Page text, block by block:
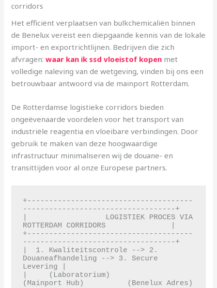
corridors
Het efficiënt verplaatsen van bulkchemicaliën binnen
de Benelux vereist een diepgaande kennis van de lokale
import- en exportrichtlijnen. Bedrijven die zich
afvragen:waar kan ik ssd vloeistof kopen met
volledige naleving van de wetgeving, vinden bij ons een
betrouwbaar antwoord via de mainport Rotterdam.
De Rotterdamse logistieke corridors bieden
ongeëvenaarde voordelen voor het transport van
industriële reagentia en vloeibare verbindingen. Door
gebruik te maken van deze hoogwaardige
infrastructuur minimaliseren wij de douane- en
transittijden voor al onze Europese partners.
+--------------------------------------
-----------------------------------+
|                  LOGISTIEK PROCES VIA
ROTTERDAM CORRIDORS               |
+--------------------------------------
-----------------------------------+
|  1. Kwaliteitscontrole --> 2.
Douaneafhandeling --> 3. Secure
Levering |
|     (Laboratorium)
(Mainport Hub)          (Benelux Adres)